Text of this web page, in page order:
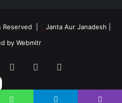
Reserved | Janta Aur Janadesh
by Webmitr
YouTubeInstagram